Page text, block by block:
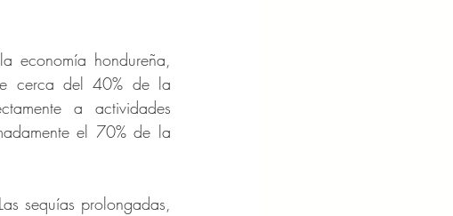
economía hondureña,
cerca del 40% de la
a actividades
el 70% de la
sequías prolongadas,